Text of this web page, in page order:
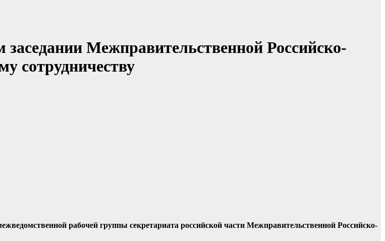
Межправительственной Российско-
сотрудничеству
рабочей группы секретариата российской части Межправительственной Российско-